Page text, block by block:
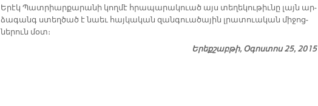
Ե­րէկ Պատ­րիար­քա­րա­նի կող­մէ հրա­պա­րա­կուած այս տե­ղե­կու­թիւ­նը լայն ար­
ձա­գանգ ստեղ­ծած է նաեւ հայկա­կան զան­գուա­ծա­յին լրա­տուա­կան մի­ջոց­
նե­րուն մօտ։
Երեքշաբթի, Օգոստոս 25, 2015